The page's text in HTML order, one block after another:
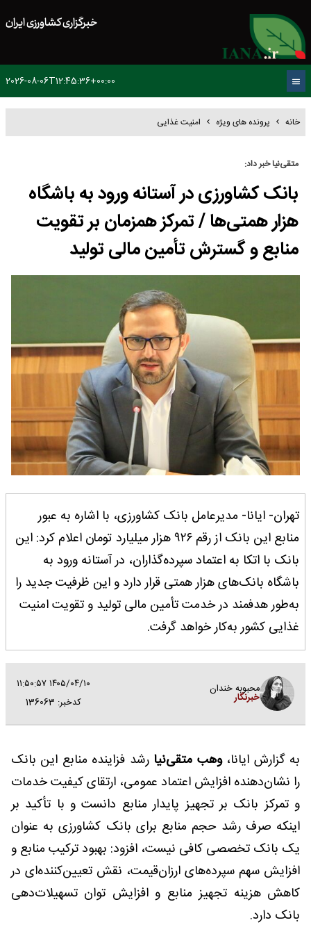
خبرگزاری کشاورزی ایران
2026-08-06T12:45:36+00:00
خانه پرونده های ویژه امنیت غذایی
متقی‌نیا خبر داد:
بانک کشاورزی در آستانه ورود به باشگاه
هزار همتی‌ها / تمرکز همزمان بر تقویت
منابع و گسترش تأمین مالی تولید
تهران- ایانا- مدیرعامل بانک کشاورزی، با اشاره به عبور
منابع این بانک از رقم ۹۲۶ هزار میلیارد تومان اعلام کرد: این
بانک با اتکا به اعتماد سپرده‌گذاران، در آستانه ورود به
باشگاه بانک‌های هزار همتی قرار دارد و این ظرفیت جدید را
به‌طور هدفمند در خدمت تأمین مالی تولید و تقویت امنیت
غذایی کشور به‌کار خواهد گرفت.
محبوبه خندان
خبرنگار
۱۴۰۵/۰۴/۱۰ ۱۱:۵۰:۵۷
کدخبر: 136063
به گزارش ایانا،وهب متقی‌نیارشد فزاینده منابع این بانک
را نشان‌دهنده افزایش اعتماد عمومی، ارتقای کیفیت خدمات
و تمرکز بانک بر تجهیز پایدار منابع دانست و با تأکید بر
اینکه صرف رشد حجم منابع برای بانک کشاورزی به عنوان
یک بانک تخصصی کافی نیست، افزود: بهبود ترکیب منابع و
افزایش سهم سپرده‌های ارزان‌قیمت، نقش تعیین‌کننده‌ای در
کاهش هزینه تجهیز منابع و افزایش توان تسهیلات‌دهی
بانک دارد.